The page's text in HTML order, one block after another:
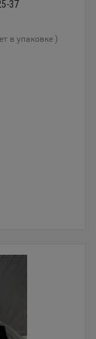
37
в упаковке )